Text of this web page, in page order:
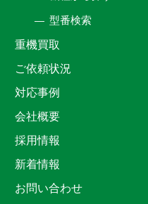
型番検索
重機買取
ご依頼状況
対応事例
会社概要
採用情報
新着情報
お問い合わせ